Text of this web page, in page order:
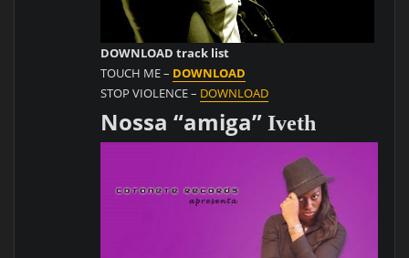
DOWNLOAD track list
TOUCH ME – DOWNLOAD
STOP VIOLENCE – DOWNLOAD
Nossa “amiga”Iveth